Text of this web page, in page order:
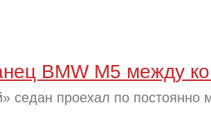
BMW M5 между
седан проехал по постоянно